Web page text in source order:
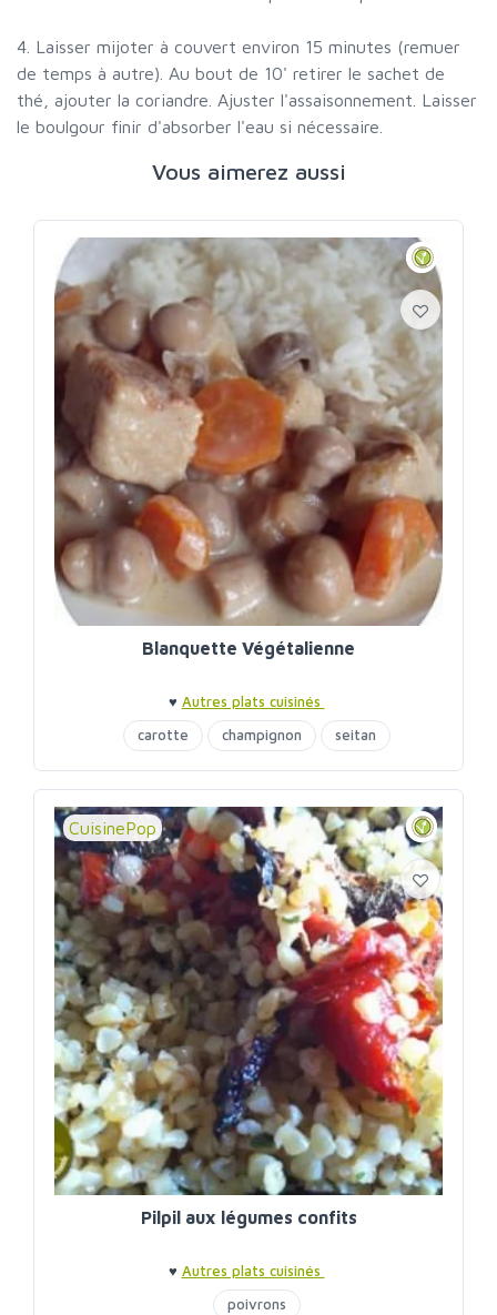
4. Laisser mijoter à couvert environ 15 minutes (remuer
de temps à autre). Au bout de 10' retirer le sachet de
thé, ajouter la coriandre. Ajuster l'assaisonnement. Laisser
le boulgour finir d'absorber l'eau si nécessaire.
Vous aimerez aussi
Blanquette Végétalienne
♥ Autres plats cuisinés
carotte
champignon seitan
CuisinePop
Pilpil aux légumes confits
♥ Autres plats cuisinés
poivrons